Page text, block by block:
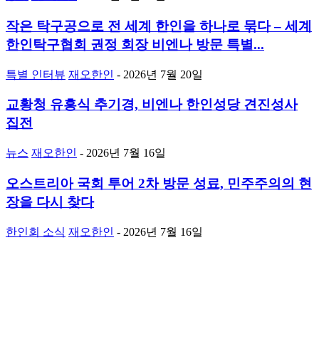
작은 탁구공으로 전 세계 한인을 하나로 묶다 – 세계
한인탁구협회 권정 회장 비엔나 방문 특별...
특별 인터뷰 재오한인 - 2026년 7월 20일
교황청 유흥식 추기경, 비엔나 한인성당 견진성사
집전
뉴스 재오한인 - 2026년 7월 16일
오스트리아 국회 투어 2차 방문 성료, 민주주의의 현
장을 다시 찾다
한인회 소식 재오한인 - 2026년 7월 16일